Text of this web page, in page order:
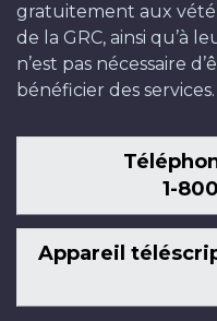
gratuitement aux
de la GRC, ainsi qu’à
n’est pas nécessaire
bénéficier des services.
1-
Appareil